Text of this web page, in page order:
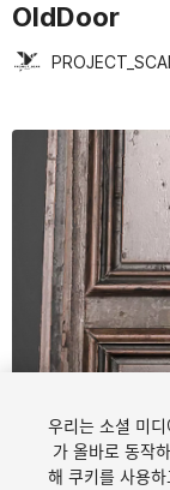
OldDoor
현재 슬라이드: 1 / 9
우리는 소셜 미
가 올바로 동작
해 쿠키를 사용